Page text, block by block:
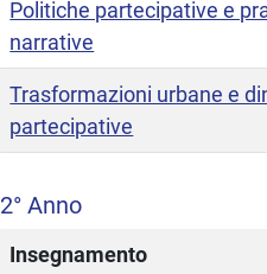
Politiche partecipative e
narrative
Trasformazioni urbane e
partecipative
2° Anno
Insegnamento